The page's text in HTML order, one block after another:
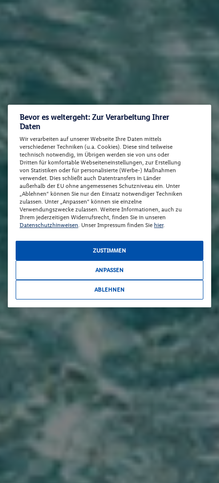
Bevor es weitergeht: Zur Verarbeitung Ihrer
Daten
Wir verarbeiten auf unserer Webseite Ihre Daten mittels
verschiedener Techniken (u.a. Cookies). Diese sind teilweise
technisch notwendig, im Übrigen werden sie von uns oder
Dritten für komfortable Webseiteneinstellungen, zur Erstellung
von Statistiken oder für personalisierte (Werbe-) Maßnahmen
verwendet. Dies schließt auch Datentransfers in Länder
außerhalb der EU ohne angemessenes Schutzniveau ein. Unter
„Ablehnen“ können Sie nur den Einsatz notwendiger Techniken
zulassen. Unter „Anpassen“ können sie einzelne
Verwendungszwecke zulassen. Weitere Informationen, auch zu
Ihrem jederzeitigen Widerrufsrecht, finden Sie in unseren
Datenschutzhinweisen . Unser Impressum finden Sie hier.
ZUSTIMMEN
ANPASSEN
ABLEHNEN